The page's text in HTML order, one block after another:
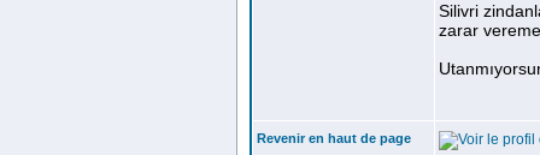
Silivri
zarar
Revenir en haut de page